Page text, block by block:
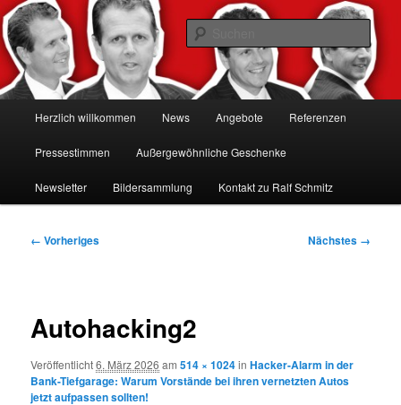
Zum
primären
Inhalt
springenRalf Schmitz: Experte für
Hackervorträge & Live-Hacking
Shows
Hacker-Vorträge, Tauchen Sie ein in die Welt der Cybersicherheit mit Ralf
Schmitz. Erleben Sie Live-Hacking, gewinnen Sie wertvolle Einblicke &
schützen Sie sich effektiv.
Herzlich willkommen News Angebote Referenzen
Pressestimmen Außergewöhnliche Geschenke
Newsletter Bildersammlung Kontakt zu Ralf Schmitz
Bilder-
← Vorheriges Nächstes →
Autohacking2
Veröffentlicht6. März 2026 am514 × 1024inHacker-Alarm in der
Bank-Tiefgarage: Warum Vorstände bei ihren vernetzten Autos
jetzt aufpassen sollten!